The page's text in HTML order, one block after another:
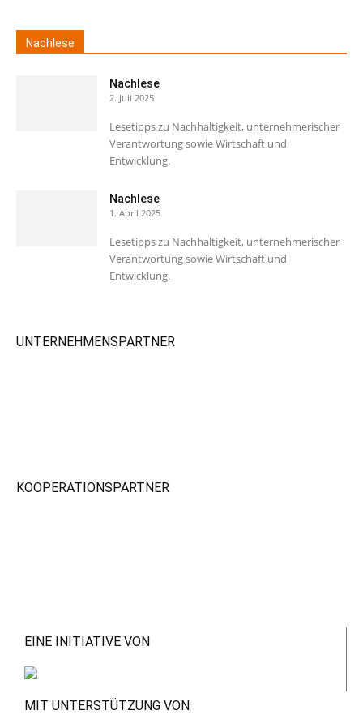
Nachlese
Nachlese
2. Juli 2025
Lesetipps zu Nachhaltigkeit, unternehmerischer
Verantwortung sowie Wirtschaft und
Entwicklung.
Nachlese
1. April 2025
Lesetipps zu Nachhaltigkeit, unternehmerischer
Verantwortung sowie Wirtschaft und
Entwicklung.
UNTERNEHMENSPARTNER
KOOPERATIONSPARTNER
EINE INITIATIVE VON
MIT UNTERSTÜTZUNG VON